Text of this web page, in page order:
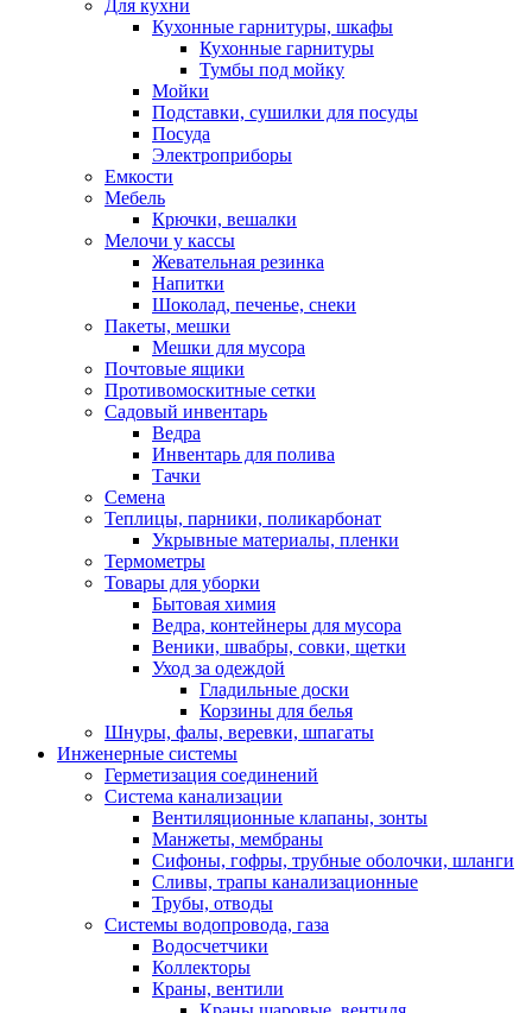
Для кухни
Кухонные гарнитуры, шкафы
Кухонные гарнитуры
Тумбы под мойку
Мойки
Подставки, сушилки для посуды
Посуда
Электроприборы
Емкости
Мебель
Крючки, вешалки
Мелочи у кассы
Жевательная резинка
Напитки
Шоколад, печенье, снеки
Пакеты, мешки
Мешки для мусора
Почтовые ящики
Противомоскитные сетки
Садовый инвентарь
Ведра
Инвентарь для полива
Тачки
Семена
Теплицы, парники, поликарбонат
Укрывные материалы, пленки
Термометры
Товары для уборки
Бытовая химия
Ведра, контейнеры для мусора
Веники, швабры, совки, щетки
Уход за одеждой
Гладильные доски
Корзины для белья
Шнуры, фалы, веревки, шпагаты
Инженерные системы
Герметизация соединений
Система канализации
Вентиляционные клапаны, зонты
Манжеты, мембраны
Сифоны, гофры, трубные оболочки, шланги
Сливы, трапы канализационные
Трубы, отводы
Системы водопровода, газа
Водосчетчики
Коллекторы
Краны, вентили